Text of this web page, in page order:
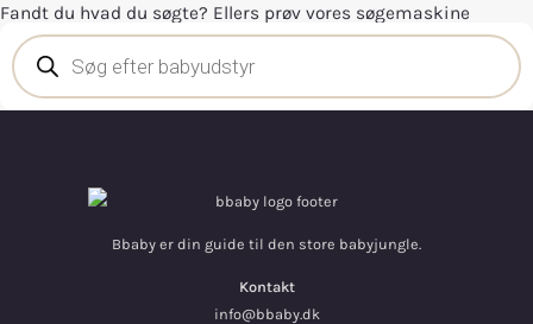
Fandt du hvad du søgte? Ellers prøv vores søgemaskine
Bbaby er din guide til den store babyjungle.
Kontakt
info@bbaby.dk